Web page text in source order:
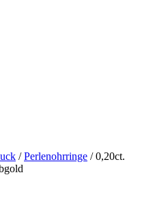
/Perlenohrringe / 0,20ct.